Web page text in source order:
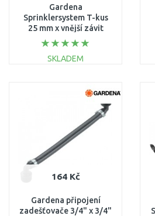
Gardena
Sprinklersystem T-kus
25 mm x vnější závit
3/4", 2787-20
SKLADEM
164 Kč
Gardena připojení
zadešťovače 3/4" x 3/4"